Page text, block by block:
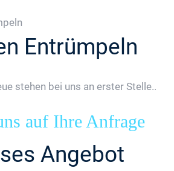
Entrümpeln
stehen bei uns an erster Stelle..
auf Ihre Anfrage
Angebot